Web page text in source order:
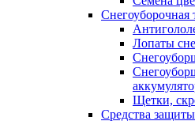
Снегоуборочная
Лопаты
Щетки,
Средства